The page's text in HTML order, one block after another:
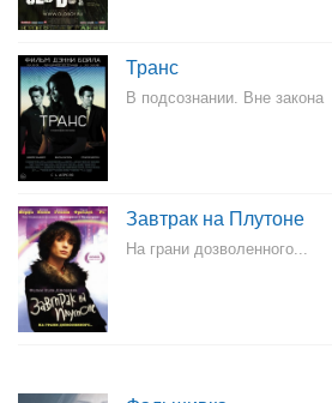
Транс
В подсознании. Вне закона
Завтрак на Плутоне
На грани дозволенного...